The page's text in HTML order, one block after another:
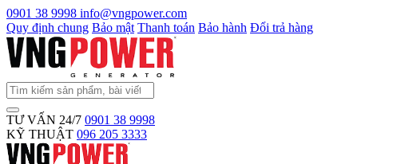
0901 38 9998 info@vngpower.com
Quy định chung Bảo mật Thanh toán Bảo hành Đổi trả hàng
TƯ VẤN 24/7 0901 38 9998
KỸ THUẬT 096 205 3333